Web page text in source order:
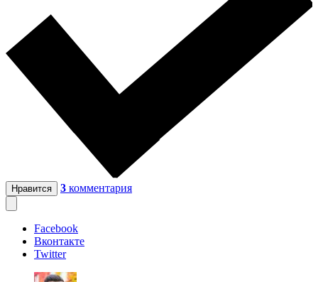
Нравится 3 комментария
Facebook
Вконтакте
Twitter